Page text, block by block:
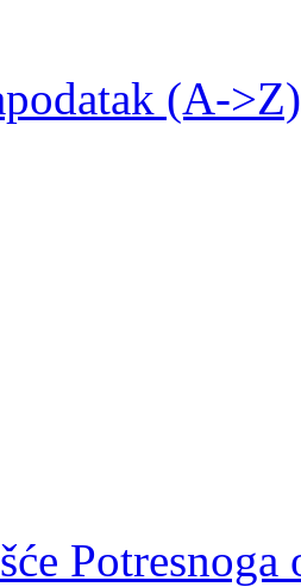
(A->Z)